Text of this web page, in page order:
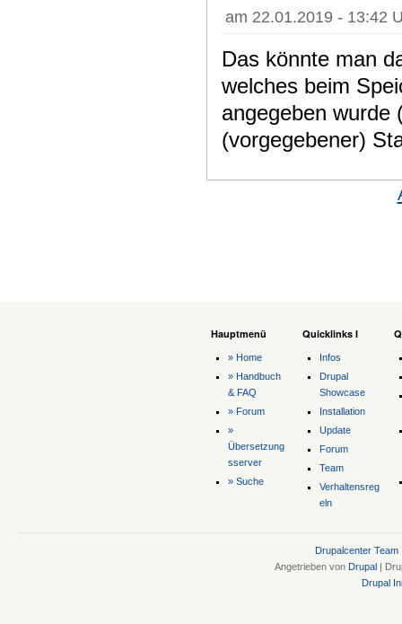
am 22.01.2019 - 13:42
Das könnte man
welches beim
angegeben wurde
(vorgegebener)
Hauptmenü
» Home
» Handbuch
& FAQ
» Forum
»
Übersetzung
sserver
» Suche
Quicklinks I
Infos
Drupal
Showcase
Installation
Update
Forum
Team
Verhaltensreg
eln
Drupalcenter Team
Angetrieben von Drupal |
Drupal